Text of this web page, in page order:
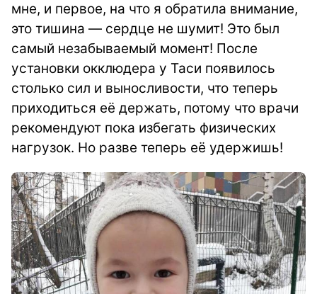
мне, и первое, на что я обратила внимание,
это тишина — сердце не шумит! Это был
самый незабываемый момент! После
установки окклюдера у Таси появилось
столько сил и выносливости, что теперь
приходиться её держать, потому что врачи
рекомендуют пока избегать физических
нагрузок. Но разве теперь её удержишь!